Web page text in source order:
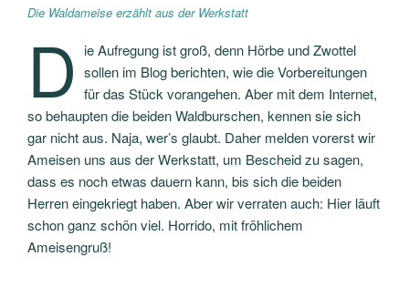
Die Waldameise erzählt aus der Werkstatt
D ie Aufregung ist groß, denn Hörbe und Zwottel
sollen im Blog berichten, wie die Vorbereitungen
für das Stück vorangehen. Aber mit dem Internet,
so behaupten die beiden Waldburschen, kennen sie sich
gar nicht aus. Naja, wer’s glaubt. Daher melden vorerst wir
Ameisen uns aus der Werkstatt, um Bescheid zu sagen,
dass es noch etwas dauern kann, bis sich die beiden
Herren eingekriegt haben. Aber wir verraten auch: Hier läuft
schon ganz schön viel. Horrido, mit fröhlichem
Ameisengruß!